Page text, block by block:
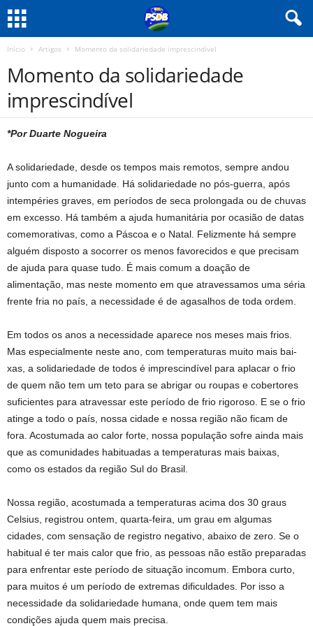
Início Artigos Momento da solidariedade imprescindível
Momento da solidariedade
imprescindível
*Por Duarte Nogueira
A solidariedade, desde os tempos mais remotos, sempre an­dou
junto com a humanidade. Há solidariedade no pós-guerra, após
intempéries graves, em períodos de seca prolongada ou de chuvas
em excesso. Há também a ajuda humanitária por ocasião de datas
comemorativas, como a Páscoa e o Natal. Felizmente há sempre
alguém disposto a socorrer os menos favorecidos e que precisam
de ajuda para quase tudo. É mais comum a doação de
alimentação, mas neste momento em que atravessamos uma séria
frente fria no país, a necessidade é de agasalhos de toda ordem.
Em todos os anos a necessidade aparece nos meses mais frios.
Mas especialmente neste ano, com temperaturas muito mais bai­
xas, a solidariedade de todos é imprescindível para aplacar o frio
de quem não tem um teto para se abrigar ou roupas e cobertores
suficientes para atravessar este período de frio rigoroso. E se o frio
atinge a todo o país, nossa cidade e nossa região não ficam de
fora. Acostumada ao calor forte, nossa população sofre ain­da mais
que as comunidades habituadas a temperaturas mais baixas,
como os estados da região Sul do Brasil.
Nossa região, acostumada a temperaturas acima dos 30 graus
Celsius, registrou ontem, quarta-feira, um grau em algu­mas
cidades, com sensação de registro negativo, abaixo de zero. Se o
habitual é ter mais calor que frio, as pessoas não estão preparadas
para enfrentar este período de situação incomum. Embora curto,
para muitos é um período de extremas dificul­dades. Por isso a
necessidade da solidariedade humana, onde quem tem mais
condições ajuda quem mais precisa.